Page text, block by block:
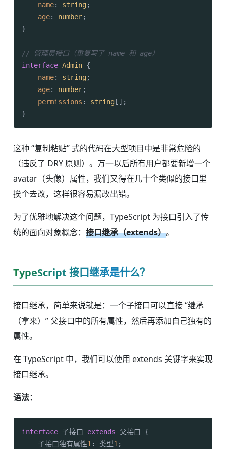
name: string;
age: number;
}
// 管理员接口（重复写了 name 和 age）
interface Admin {
name: string;
age: number;
permissions : string [];
}
这种 “复制粘贴” 式的代码在大型项目中是非常危险的
（违反了 DRY 原则）。万一以后所有用户都要新增一个
avatar（头像）属性，我们又得在几十个类似的接口里
挨个去改，这样很容易漏改出错。
为了优雅地解决这个问题，TypeScript 为接口引入了传
统的面向对象概念： 接口继承（extends）。
TypeScript 接口继承是什么？
接口继承，简单来说就是：一个子接口可以直接 “继承
（拿来）” 父接口中的所有属性，然后再添加自己独有的
属性。
在 TypeScript 中，我们可以使用 extends 关键字来实现
接口继承。
语法：
interface 子接口 extends 父接口 {
    子接口独有属性
1 : 类型1 ;